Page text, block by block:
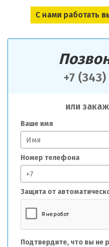
+7 (343)
или
Ваше имя
Номер телефона
Защита от
Подтвердите, что вы не
С нами работать